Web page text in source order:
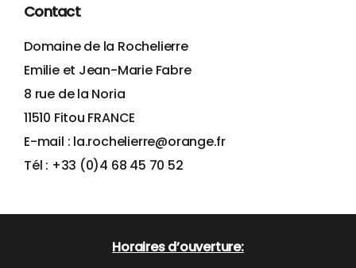
Contact
Domaine de la Rochelierre
Emilie et Jean-Marie Fabre
8 rue de la Noria
11510 Fitou FRANCE
E-mail : la.rochelierre@orange.fr
Tél : +33 (0)4 68 45 70 52
Horaires d’ouverture: